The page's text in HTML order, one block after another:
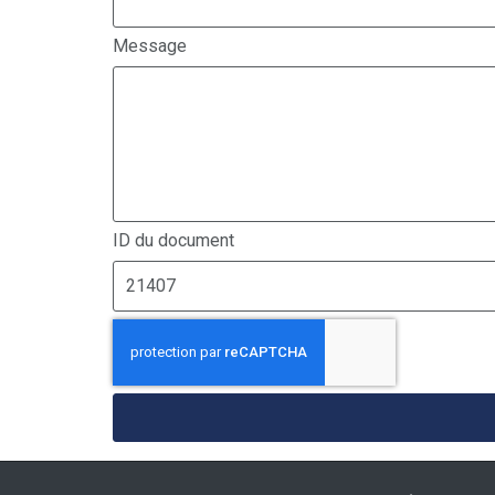
Message
ID du document